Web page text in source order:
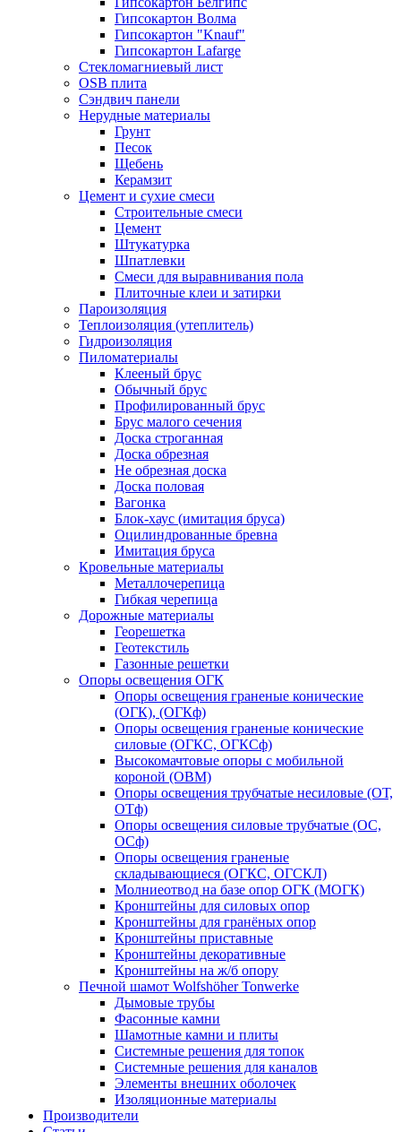
Гипсокартон Волма
Гипсокартон "Knauf"
Гипсокартон Lafarge
Стекломагниевый лист
OSB плита
Сэндвич панели
Нерудные материалы
Грунт
Песок
Щебень
Керамзит
Цемент и сухие смеси
Строительные смеси
Цемент
Штукатурка
Шпатлевки
Смеси для выравнивания пола
Плиточные клеи и затирки
Пароизоляция
Теплоизоляция (утеплитель)
Гидроизоляция
Пиломатериалы
Клееный брус
Обычный брус
Профилированный брус
Брус малого сечения
Доска строганная
Доска обрезная
Не обрезная доска
Доска половая
Вагонка
Блок-хаус (имитация бруса)
Оцилиндрованные бревна
Имитация бруса
Кровельные материалы
Металлочерепица
Гибкая черепица
Дорожные материалы
Георешетка
Геотекстиль
Газонные решетки
Опоры освещения ОГК
Опоры освещения граненые конические
(ОГК), (ОГКф)
Опоры освещения граненые конические
силовые (ОГКС, ОГКСф)
Высокомачтовые опоры с мобильной
короной (ОВМ)
Опоры освещения трубчатые несиловые (ОТ,
ОТф)
Опоры освещения силовые трубчатые (ОС,
ОСф)
Опоры освещения граненые
складывающиеся (ОГКС, ОГСКЛ)
Молниеотвод на базе опор ОГК (МОГК)
Кронштейны для силовых опор
Кронштейны для гранёных опор
Кронштейны приставные
Кронштейны декоративные
Кронштейны на ж/б опору
Печной шамот Wolfshöher Tonwerke
Дымовые трубы
Фасонные камни
Шамотные камни и плиты
Системные решения для топок
Системные решения для каналов
Элементы внешних оболочек
Изоляционные материалы
Производители